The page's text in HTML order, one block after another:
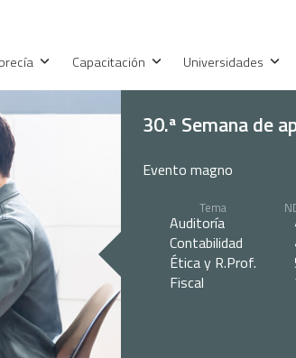
Capacitación Universidades
30.ª Semana de
Evento magno
Tema
Auditoría
Contabilidad
Ética y R.Prof.
Fiscal